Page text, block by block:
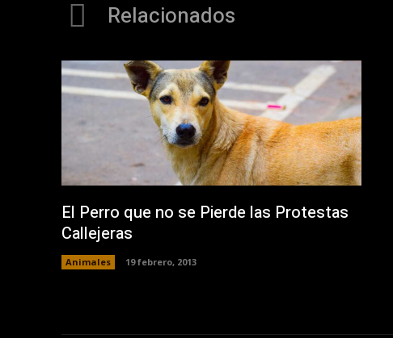
Relacionados
El Perro que no se Pierde las Protestas
Callejeras
Animales 19 febrero, 2013